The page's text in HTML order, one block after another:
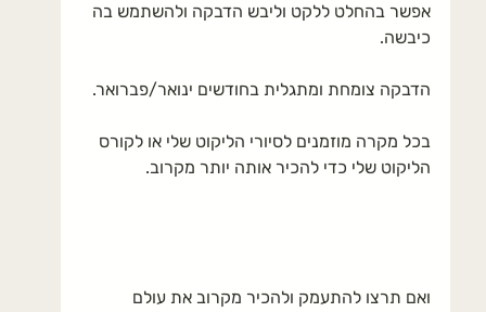
אפשר בהחלט ללקט וליבש הדבקה ולהשתמש בה
כיבשה.
הדבקה צומחת ומתגלית בחודשים ינואר/פברואר.
בכל מקרה מוזמנים לסיורי הליקוט שלי או לקורס
הליקוט שלי כדי להכיר אותה יותר מקרוב.
ואם תרצו להתעמק ולהכיר מקרוב את עולם